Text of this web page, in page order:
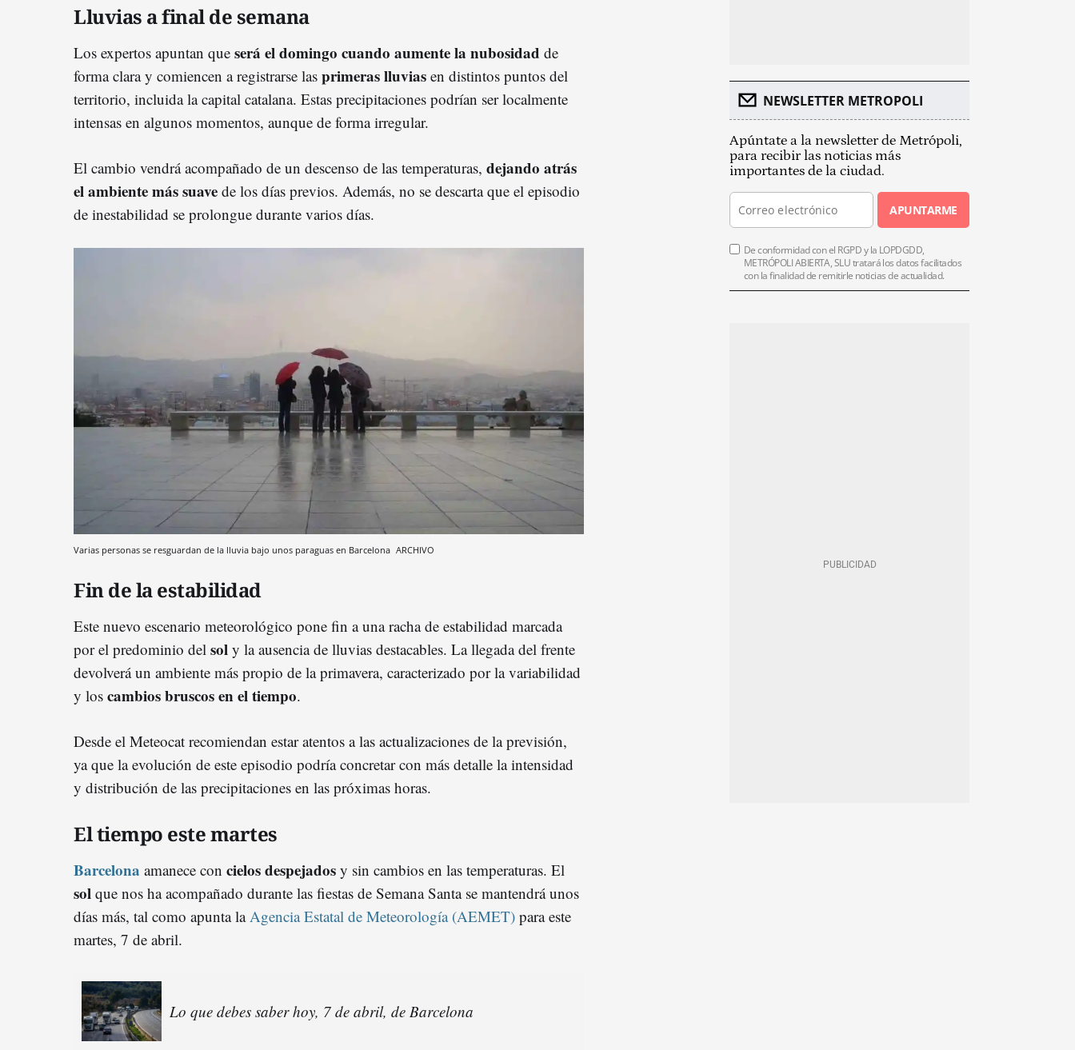
Lluvias a final de semana
Los expertos apuntan que será el domingo cuando aumente la nubosidad de
forma clara y comiencen a registrarse las primeras lluvias en distintos puntos del
territorio, incluida la capital catalana. Estas precipitaciones podrían ser localmente
intensas en algunos momentos, aunque de forma irregular.
El cambio vendrá acompañado de un descenso de las temperaturas, dejando atrás
el ambiente más suave de los días previos. Además, no se descarta que el episodio
de inestabilidad se prolongue durante varios días.
Varias personas se resguardan de la lluvia bajo unos paraguas en Barcelona ARCHIVO
Fin de la estabilidad
Este nuevo escenario meteorológico pone fin a una racha de estabilidad marcada
por el predominio del sol y la ausencia de lluvias destacables. La llegada del frente
devolverá un ambiente más propio de la primavera, caracterizado por la variabilidad
y los cambios bruscos en el tiempo.
Desde el Meteocat recomiendan estar atentos a las actualizaciones de la previsión,
ya que la evolución de este episodio podría concretar con más detalle la intensidad
y distribución de las precipitaciones en las próximas horas.
El tiempo este martes
Barcelona amanece con cielos despejados y sin cambios en las temperaturas. El
sol que nos ha acompañado durante las fiestas de Semana Santa se mantendrá unos
días más, tal como apunta laAgencia Estatal de Meteorología (AEMET) para este
martes, 7 de abril.
Lo que debes saber hoy, 7 de abril, de Barcelona
NEWSLETTER METROPOLI
Apúntate a la newsletter de Metrópoli,
para recibir las noticias más
importantes de la ciudad.
APUNTARME
De conformidad con el RGPD y la LOPDGDD,
METRÓPOLI ABIERTA, SLU tratará los datos facilitados
con la finalidad de remitirle noticias de actualidad.